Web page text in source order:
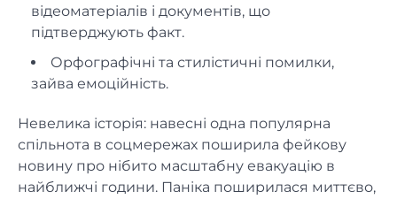
відеоматеріалів і документів, що
підтверджують факт.
Орфографічні та стилістичні помилки,
зайва емоційність.
Невелика історія: навесні одна популярна
спільнота в соцмережах поширила фейкову
новину про нібито масштабну евакуацію в
найближчі години. Паніка поширилася миттєво,